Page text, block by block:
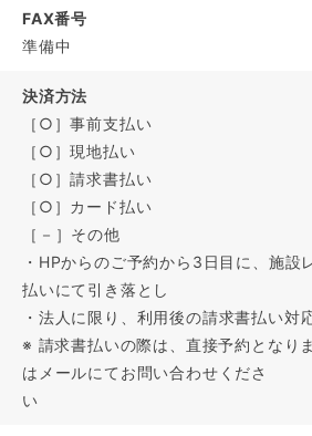
FAX番号
準備中
決済方法
［○］事前支払い
［○］現地払い
［○］請求書払い
［○］カード払い
［－］その他
・HPからのご予約から3日目に、施設
払いにて引き落とし
・法人に限り、利用後の請求書払い対
※ 請求書払いの際は、直接予約となり
はメールにてお問い合わせくださ